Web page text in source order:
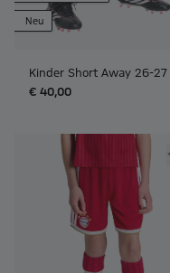
Neu
Kinder Short Away 26-27
€ 40,00